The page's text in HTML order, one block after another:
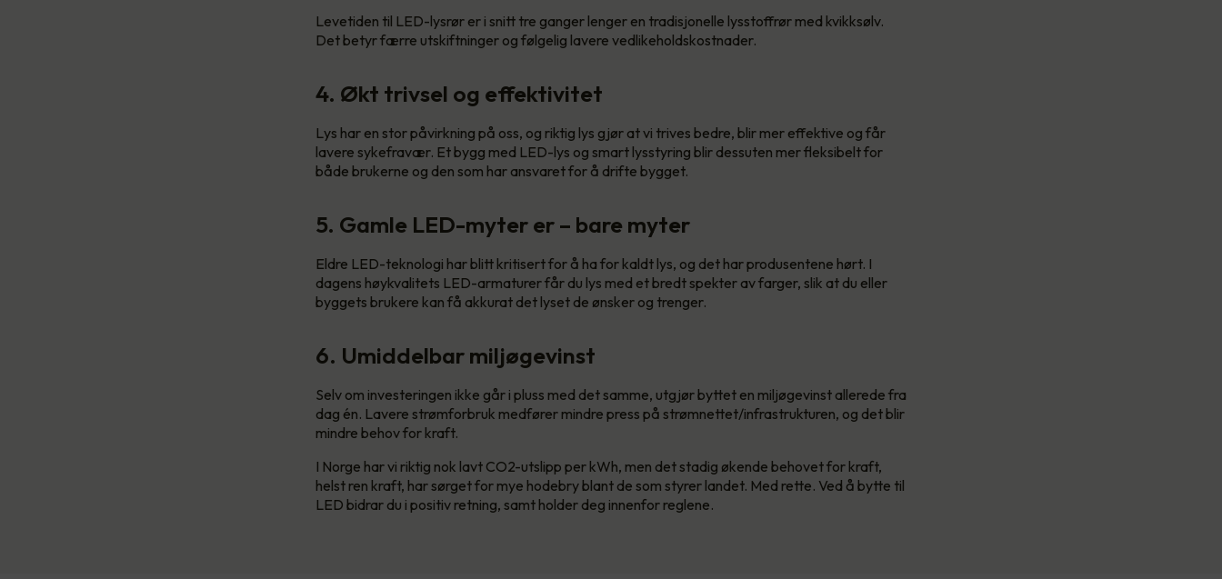
Levetiden til LED-lysrør er i snitt tre ganger lenger en tradisjonelle lysstoffrør med kvikksølv.
Det betyr færre utskiftninger og følgelig lavere vedlikeholdskostnader.
4. Økt trivsel og effektivitet
Lys har en stor påvirkning på oss, og riktig lys gjør at vi trives bedre, blir mer effektive og får
lavere sykefravær. Et bygg med LED-lys og smart lysstyring blir dessuten mer fleksibelt for
både brukerne og den som har ansvaret for å drifte bygget.
5. Gamle LED-myter er – bare myter
Eldre LED-teknologi har blitt kritisert for å ha for kaldt lys, og det har produsentene hørt. I
dagens høykvalitets LED-armaturer får du lys med et bredt spekter av farger, slik at du eller
byggets brukere kan få akkurat det lyset de ønsker og trenger.
6. Umiddelbar miljøgevinst
Selv om investeringen ikke går i pluss med det samme, utgjør byttet en miljøgevinst allerede fra
dag én. Lavere strømforbruk medfører mindre press på strømnettet/infrastrukturen, og det blir
mindre behov for kraft.
I Norge har vi riktig nok lavt CO2-utslipp per kWh, men det stadig økende behovet for kraft,
helst ren kraft, har sørget for mye hodebry blant de som styrer landet. Med rette. Ved å bytte til
LED bidrar du i positiv retning, samt holder deg innenfor reglene.